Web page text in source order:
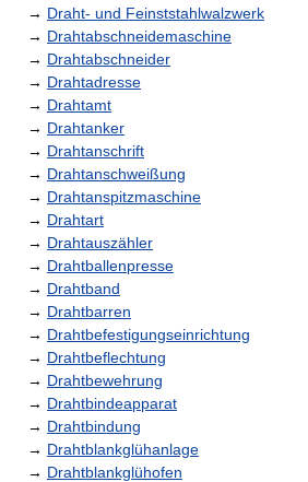
→ Draht- und Feinststahlwalzwerk
→ Drahtabschneidemaschine
→ Drahtabschneider
→ Drahtadresse
→ Drahtamt
→ Drahtanker
→ Drahtanschrift
→ Drahtanschweißung
→ Drahtanspitzmaschine
→ Drahtart
→ Drahtauszähler
→ Drahtballenpresse
→ Drahtband
→ Drahtbarren
→ Drahtbefestigungseinrichtung
→ Drahtbeflechtung
→ Drahtbewehrung
→ Drahtbindeapparat
→ Drahtbindung
→ Drahtblankglühanlage
→ Drahtblankglühofen